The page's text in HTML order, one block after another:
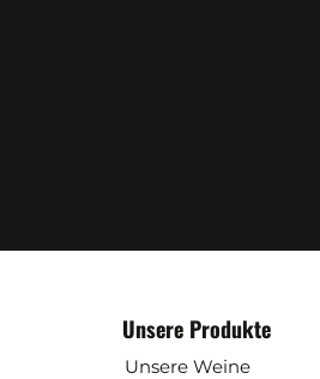
Unsere Produkte
Unsere Weine